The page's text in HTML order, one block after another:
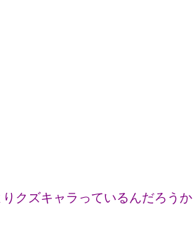
クズキャラっているんだろうか